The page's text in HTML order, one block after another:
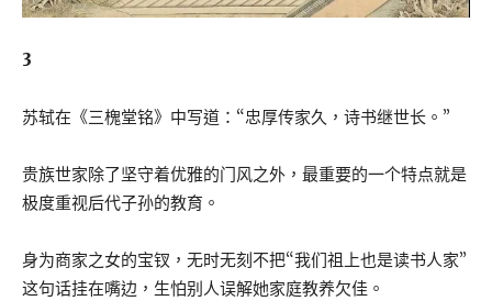
3
苏轼在《三槐堂铭》中写道：“忠厚传家久，诗书继世长。”
贵族世家除了坚守着优雅的门风之外，最重要的一个特点就是
极度重视后代子孙的教育。
身为商家之女的宝钗，无时无刻不把“我们祖上也是读书人家”
这句话挂在嘴边，生怕别人误解她家庭教养欠佳。